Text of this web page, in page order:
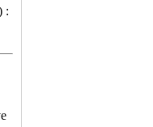
: